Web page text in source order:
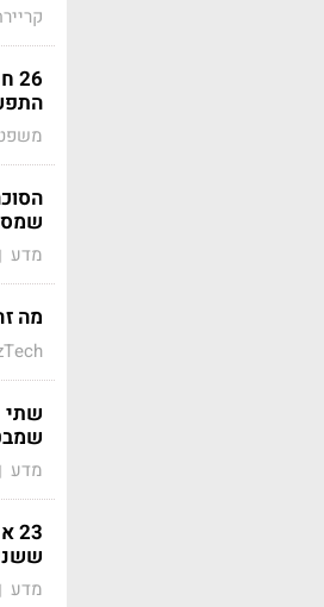
מדע |
מה
שתי
שמבטיח
מדע |
מדע |